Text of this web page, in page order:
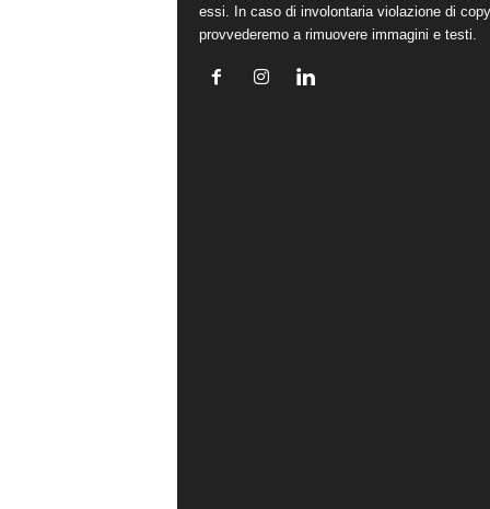
essi. In caso di involontaria violazione di
provvederemo a rimuovere immagini e testi.